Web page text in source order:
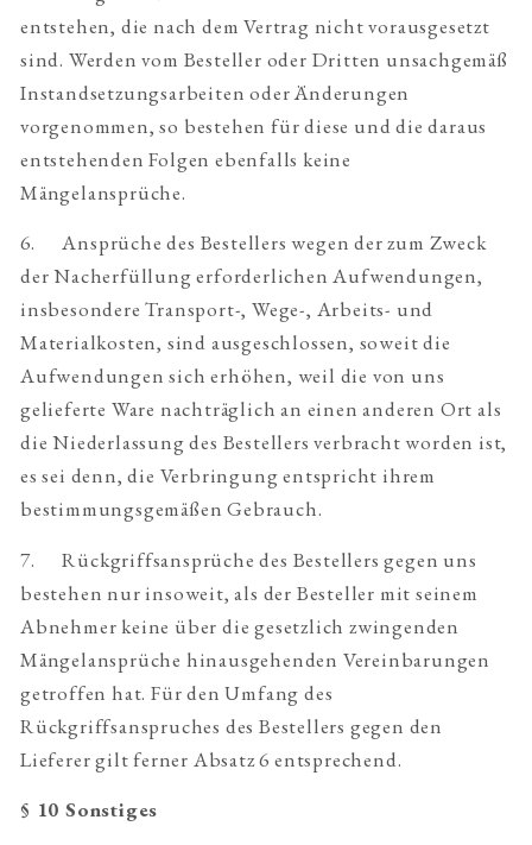
entstehen, die nach dem Vertrag nicht vorausgesetzt
sind. Werden vom Besteller oder Dritten unsachgemäß
Instandsetzungsarbeiten oder Änderungen
vorgenommen, so bestehen für diese und die daraus
entstehenden Folgen ebenfalls keine
Mängelansprüche.
6. Ansprüche des Bestellers wegen der zum Zweck
der Nacherfüllung erforderlichen Aufwendungen,
insbesondere Transport-, Wege-, Arbeits- und
Materialkosten, sind ausgeschlossen, soweit die
Aufwendungen sich erhöhen, weil die von uns
gelieferte Ware nachträglich an einen anderen Ort als
die Niederlassung des Bestellers verbracht worden ist,
es sei denn, die Verbringung entspricht ihrem
bestimmungsgemäßen Gebrauch.
7. Rückgriffsansprüche des Bestellers gegen uns
bestehen nur insoweit, als der Besteller mit seinem
Abnehmer keine über die gesetzlich zwingenden
Mängelansprüche hinausgehenden Vereinbarungen
getroffen hat. Für den Umfang des
Rückgriffsanspruches des Bestellers gegen den
Lieferer gilt ferner Absatz 6 entsprechend.
§ 10 Sonstiges